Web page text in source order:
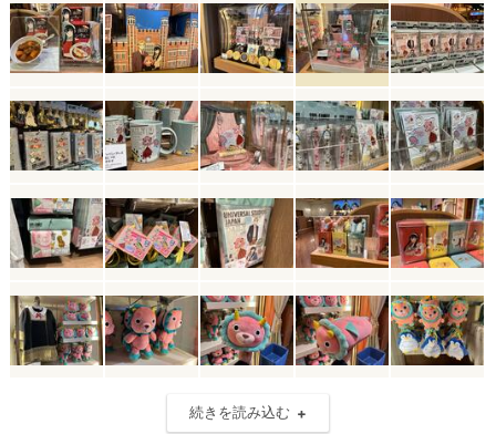
続きを読み込む